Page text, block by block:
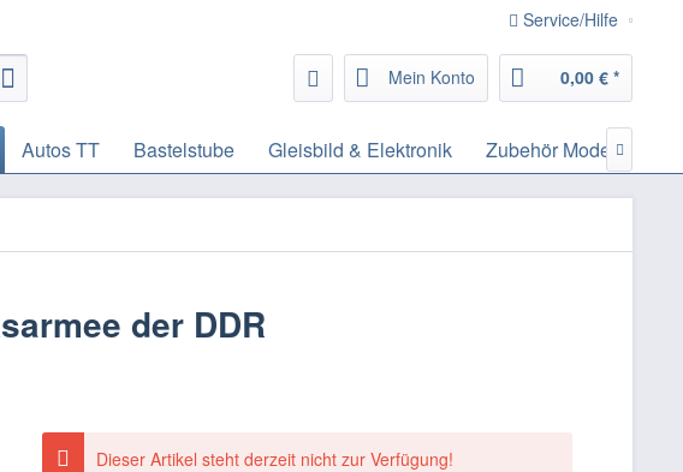
Service/Hilfe
Mein Konto 0,00 € *
Autos TT Bastelstube Gleisbild & Elektronik Zubehör 
der DDR
Dieser Artikel steht derzeit nicht zur Verfügung!